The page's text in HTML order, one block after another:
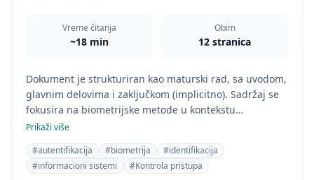
Vreme čitanja
~18 min
Obim
12 stranica
Dokument je strukturiran kao maturski rad, sa uvodom,
glavnim delovima i zaključkom (implicitno). Sadržaj se
fokusira na biometrijske metode u kontekstu
računarstva i zaštite informacionih sistema. Dubina
analize i obim teksta odgovaraju maturskom radu.
Oblast studija je jasno računarstvo zbog fokusiranosti
na informaciono-komunikacione tehnologije, zaštitu
Prikaži više
#autentifikacija
#biometrija
#identifikacija
#informacioni sistemi
#Kontrola pristupa